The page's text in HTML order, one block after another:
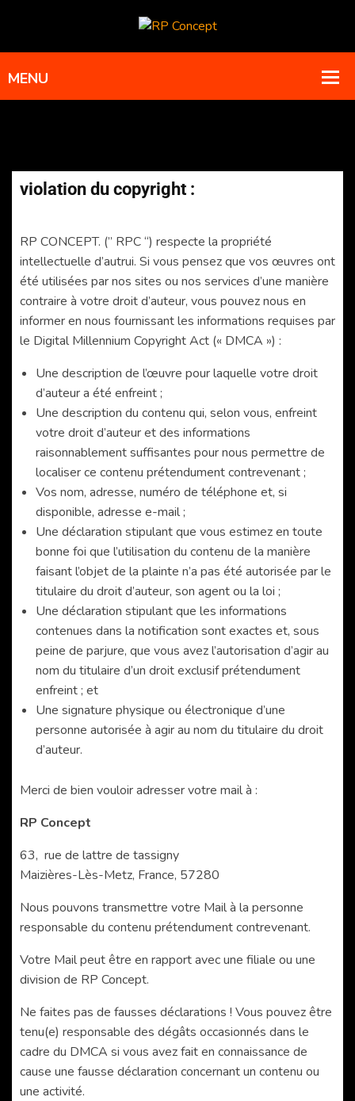
violation du copyright :
RP CONCEPT. (” RPC “) respecte la propriété
intellectuelle d’autrui. Si vous pensez que vos œuvres ont
été utilisées par nos sites ou nos services d’une manière
contraire à votre droit d’auteur, vous pouvez nous en
informer en nous fournissant les informations requises par
le Digital Millennium Copyright Act (« DMCA ») :
Une description de l’œuvre pour laquelle votre droit
d’auteur a été enfreint ;
Une description du contenu qui, selon vous, enfreint
votre droit d’auteur et des informations
raisonnablement suffisantes pour nous permettre de
localiser ce contenu prétendument contrevenant ;
Vos nom, adresse, numéro de téléphone et, si
disponible, adresse e-mail ;
Une déclaration stipulant que vous estimez en toute
bonne foi que l’utilisation du contenu de la manière
faisant l’objet de la plainte n’a pas été autorisée par le
titulaire du droit d’auteur, son agent ou la loi ;
Une déclaration stipulant que les informations
contenues dans la notification sont exactes et, sous
peine de parjure, que vous avez l’autorisation d’agir au
nom du titulaire d’un droit exclusif prétendument
enfreint ; et
Une signature physique ou électronique d’une
personne autorisée à agir au nom du titulaire du droit
d’auteur.
Merci de bien vouloir adresser votre mail à :
RP Concept
63, rue de lattre de tassigny
Maizières-Lès-Metz, France, 57280
Nous pouvons transmettre votre Mail à la personne
responsable du contenu prétendument contrevenant.
Votre Mail peut être en rapport avec une filiale ou une
division de RP Concept.
Ne faites pas de fausses déclarations ! Vous pouvez être
tenu(e) responsable des dégâts occasionnés dans le
cadre du DMCA si vous avez fait en connaissance de
cause une fausse déclaration concernant un contenu ou
une activité.